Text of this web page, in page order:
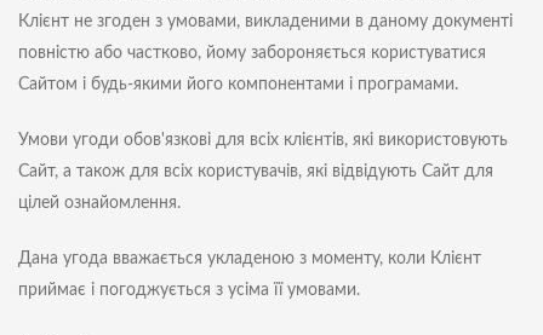
Клієнт не згоден з умовами, викладеними в даному документі
повністю або частково, йому забороняється користуватися
Сайтом і будь-якими його компонентами і програмами.
Умови угоди обов'язкові для всіх клієнтів, які використовують
Сайт, а також для всіх користувачів, які відвідують Сайт для
цілей ознайомлення.
Дана угода вважається укладеною з моменту, коли Клієнт
приймає і погоджується з усіма її умовами.